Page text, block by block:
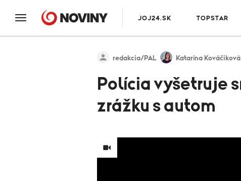
JOJ24.SK TOPSTAR
redakcia/PAL Katarína Kováčiková
Polícia vyšetruje
zrážku s autom